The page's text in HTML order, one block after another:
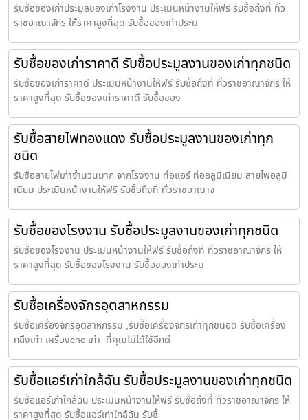
รับซื้อของเก่าประมูลของเก่าโรงงาน ประเมินหน้างานให้ฟรี รับซื้อถึงที่ ทั่ว
ราชอาณาจักร ให้ราคาสูงที่สุด รับซื้อของเก่าประม
รับซื้อของเก่าราคาดี รับซื้อประมูลงานของเก่าทุกชนิด
รับซื้อของเก่าราคาดี ประเมินหน้างานให้ฟรี รับซื้อถึงที่ ทั่วราชอาณาจักร ให้
ราคาสูงที่สุด รับซื้อของเก่าราคาดี รับซื้อของ
รับซื้อสายไฟทองแดง รับซื้อประมูลงานของเก่าทุก
ชนิด
รับซื้อสายไฟเก่าจำนวนมาก จากโรงงาน ท่อแอร์ ท่ออลูมิเนียม สายไฟอลูมิ
เนียม ประเมินหน้างานให้ฟรี รับซื้อถึงที่ ทั่วราชอาณาจ
รับซื้อของโรงงาน รับซื้อประมูลงานของเก่าทุกชนิด
รับซื้อของโรงงาน ประเมินหน้างานให้ฟรี รับซื้อถึงที่ ทั่วราชอาณาจักร ให้
ราคาสูงที่สุด รับซื้อของโรงงาน รับซื้อของเก่าประม
รับซื้อเครื่องจักรอุตสาหกรรม
รับซื้อเครื่องจักรอุตสาหกรรม ,รับซื้อเครื่องจักรเก่าทุกชนอด รับซื้อเครื่อง
กลึงเก่า เครื่องcnc เก่า ที่คุณไม่ได้ใช้อีกต่
รับซื้อแอร์เก่าใกล้ฉัน รับซื้อประมูลงานของเก่าทุกชนิด
รับซื้อแอร์เก่าใกล้ฉัน ประเมินหน้างานให้ฟรี รับซื้อถึงที่ ทั่วราชอาณาจักร ให้
ราคาสูงที่สุด รับซื้อแอร์เก่าใกล้ฉัน รับซื้